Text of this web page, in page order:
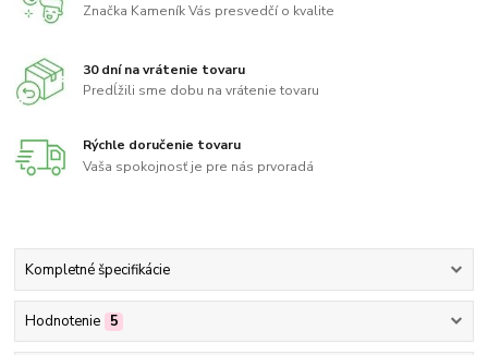
Značka Kameník Vás presvedčí o kvalite
30 dní na vrátenie tovaru
Predĺžili sme dobu na vrátenie tovaru
Rýchle doručenie tovaru
Vaša spokojnosť je pre nás prvoradá
Kompletné špecifikácie
Hodnotenie 5